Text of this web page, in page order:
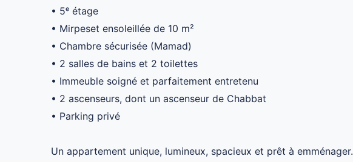
• 5ᵉ étage
• Mirpeset ensoleillée de 10 m²
• Chambre sécurisée (Mamad)
• 2 salles de bains et 2 toilettes
• Immeuble soigné et parfaitement entretenu
• 2 ascenseurs, dont un ascenseur de Chabbat
• Parking privé
Un appartement unique, lumineux, spacieux et prêt à emménager.